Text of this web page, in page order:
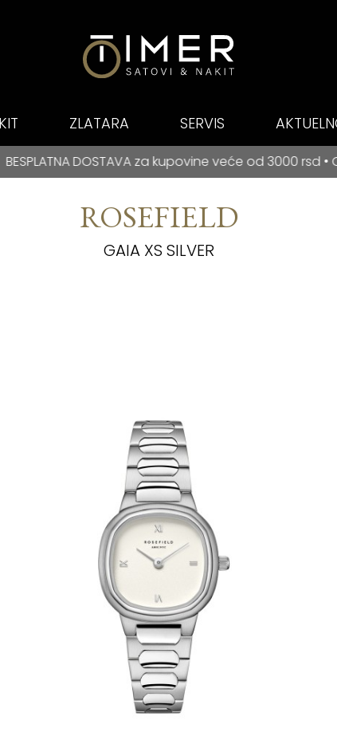
ZLATARA SERVIS
NA RATE ZA BANCA INTESA KARTICE
za kupovine veće od 3000 rsd • ONLINE PLAĆANJE
ROSEFIELD
GAIA XS SILVER